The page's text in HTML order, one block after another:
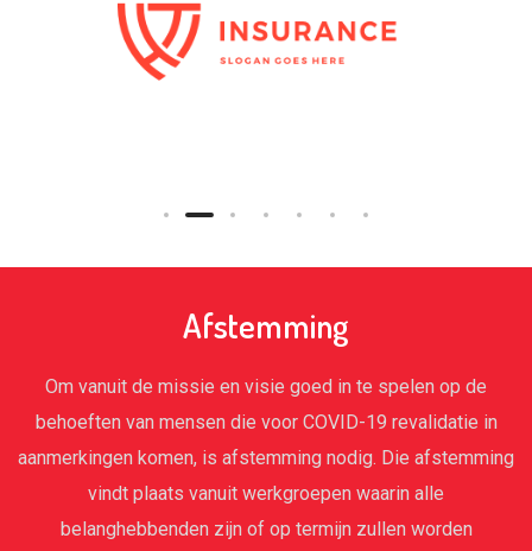
Afstemming
Om vanuit de missie en visie goed in te spelen op de
behoeften van mensen die voor COVID-19 revalidatie in
aanmerkingen komen, is afstemming nodig. Die afstemming
vindt plaats vanuit werkgroepen waarin alle
belanghebbenden zijn of op termijn zullen worden